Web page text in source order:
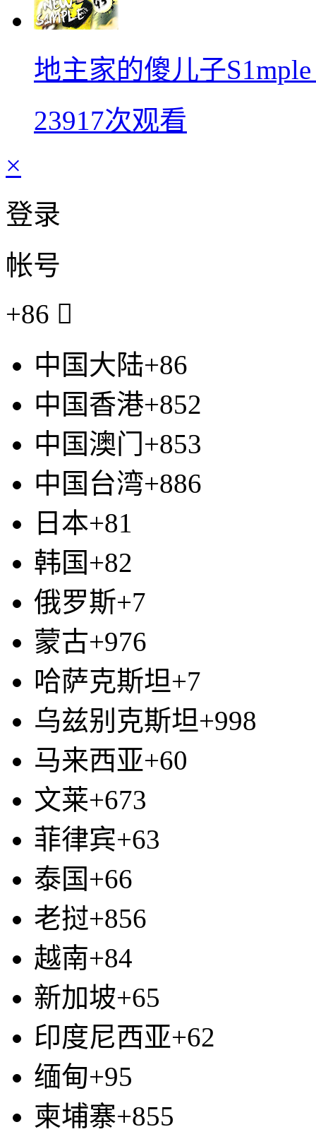
地主家的傻儿子
23917次观看
×
登录
帐号
+86 
中国大陆+86
中国香港+852
中国澳门+853
中国台湾+886
日本+81
韩国+82
俄罗斯+7
蒙古+976
哈萨克斯坦+7
乌兹别克斯坦+998
马来西亚+60
文莱+673
菲律宾+63
泰国+66
老挝+856
越南+84
新加坡+65
印度尼西亚+62
缅甸+95
柬埔寨+855